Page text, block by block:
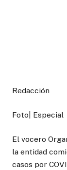
Redacción
Foto| Especial
El vocero
la entidad
casos por